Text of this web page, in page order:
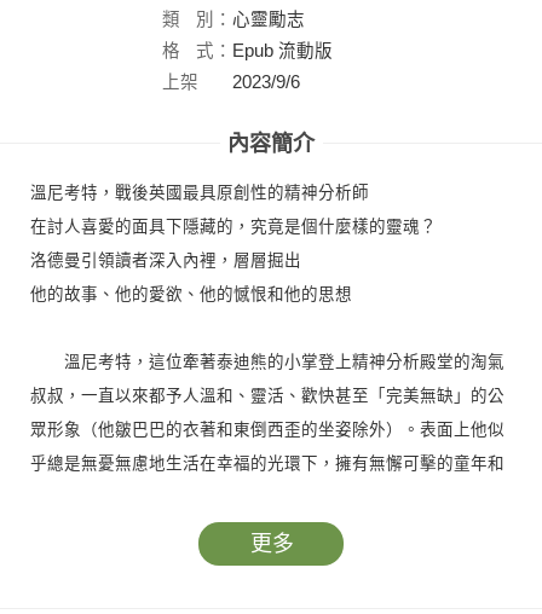
類
別： 心靈勵志
格
式： Epub 流動版
上架
2023/9/6
內容簡介
溫尼考特，戰後英國最具原創性的精神分析師
在討人喜愛的面具下隱藏的，究竟是個什麼樣的靈魂？
洛德曼引領讀者深入內裡，層層掘出
他的故事、他的愛欲、他的憾恨和他的思想
溫尼考特，這位牽著泰迪熊的小掌登上精神分析殿堂的淘氣
叔叔，一直以來都予人溫和、靈活、歡快甚至「完美無缺」的公
眾形象（他皺巴巴的衣著和東倒西歪的坐姿除外）。表面上他似
乎總是無憂無慮地生活在幸福的光環下，擁有無懈可擊的童年和
本書作者洛德曼醫師經多方奔走訪查及詳閱大量資料，為我
更多